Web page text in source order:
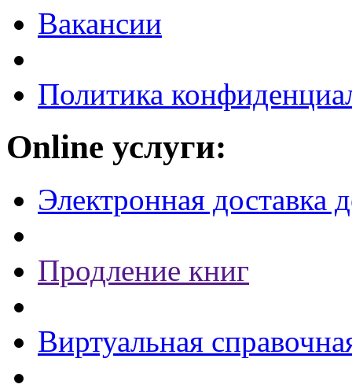
Вакансии
Политика
Online услуги:
Электронная доставка
Продление книг
Виртуальная